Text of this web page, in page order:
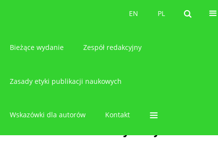
PL
EN PL
EN
Bieżące wydanie Zespół redakcyjny
Zasady etyki publikacji naukowych
Wskazówki dla autorów Kontakt